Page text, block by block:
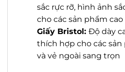
sắc rực rỡ, hình ảnh
cho các sản phẩm cao
Giấy Bristol: Độ dày
thích hợp cho các
và vẻ ngoài sang trọn